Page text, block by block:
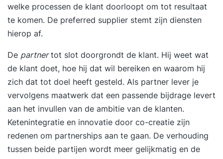
welke processen de klant doorloopt om tot resultaat
te komen. De preferred supplier stemt zijn diensten
hierop af.
De partnertot slot doorgrondt de klant. Hij weet wat
de klant doet, hoe hij dat wil bereiken en waarom hij
zich dat tot doel heeft gesteld. Als partner lever je
vervolgens maatwerk dat een passende bijdrage levert
aan het invullen van de ambitie van de klanten.
Ketenintegratie en innovatie door co-creatie zijn
redenen om partnerships aan te gaan. De verhouding
tussen beide partijen wordt meer gelijkmatig en de